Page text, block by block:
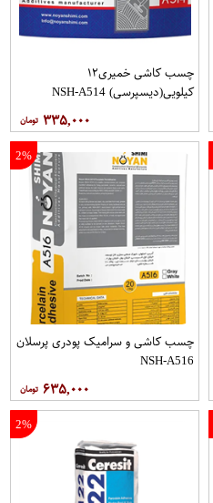
چسب کاشی خمیری۱۲
کیلویی(دیسپرسی) NSH-A514
۳۳۵,۰۰۰
2%
چسب کاشی و سرامیک پودری پرسلان
NSH-A516
۶۳۵,۰۰۰
2%